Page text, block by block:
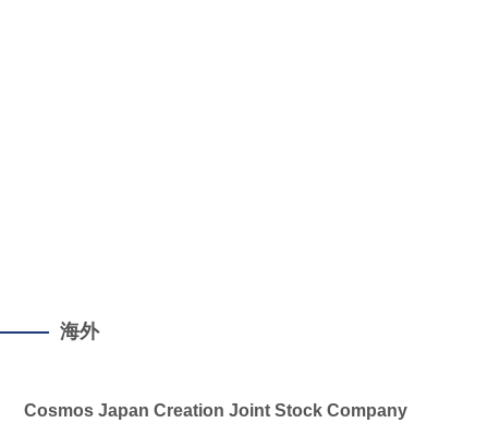
海外
Cosmos Japan Creation Joint Stock Company